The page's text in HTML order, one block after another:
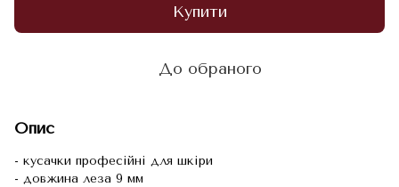
Купити
До обраного
Опис
- кусачки професійні для шкіри
- довжина леза 9 мм